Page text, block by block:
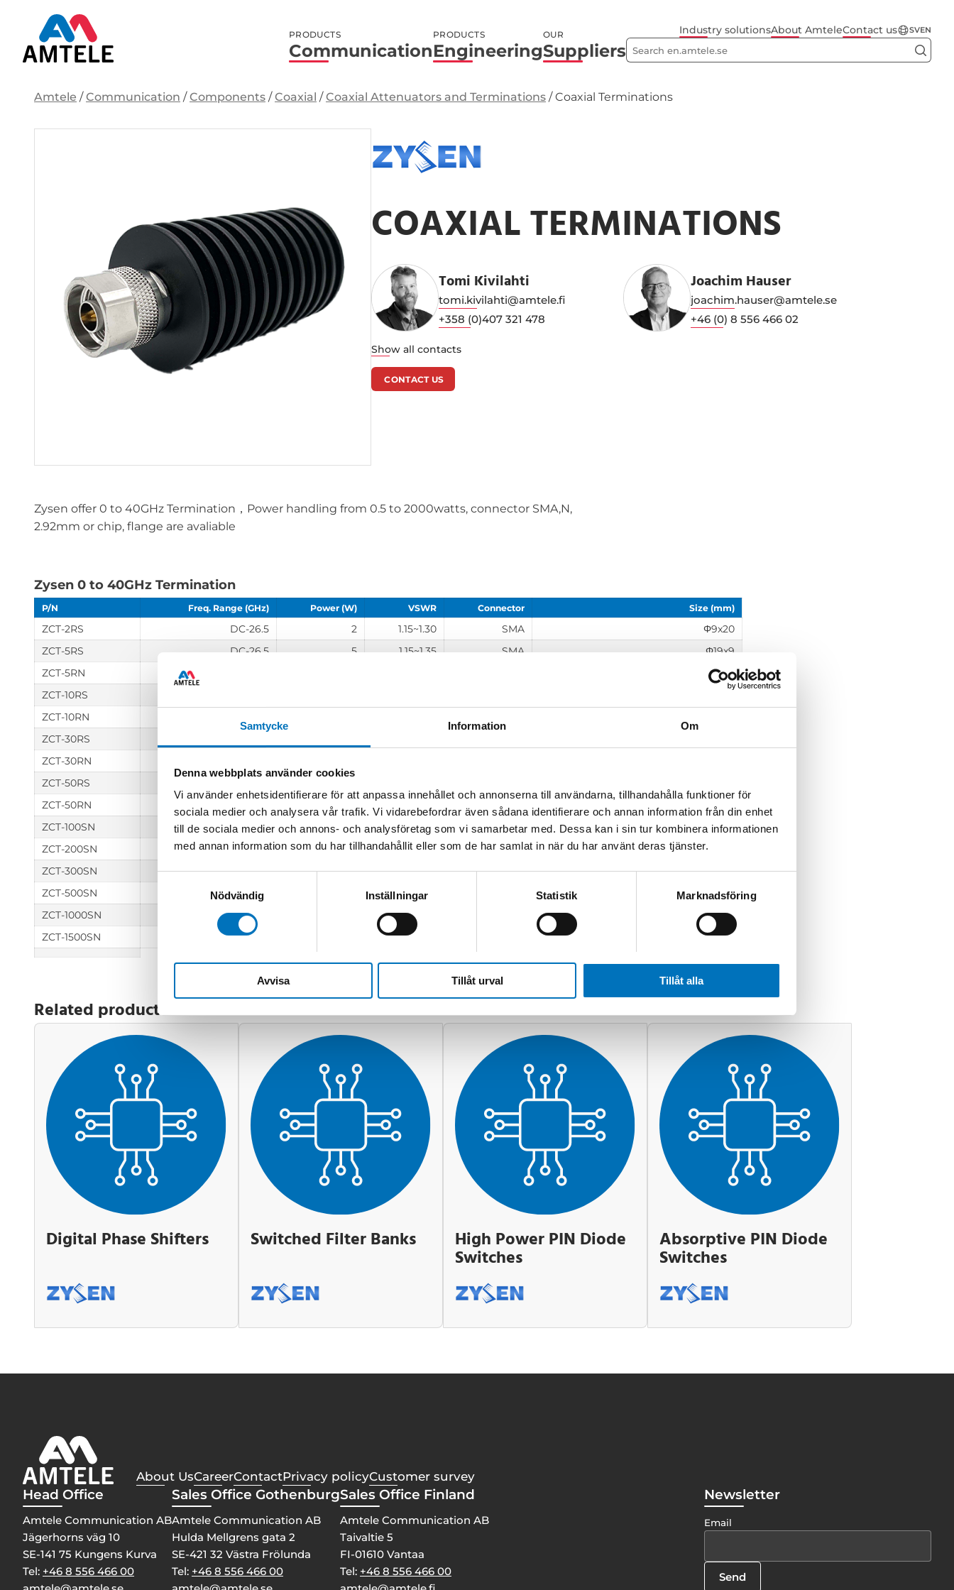
Samtycke Information Om
Denna webbplats använder cookies
Vi använder enhetsidentifierare för att anpassa innehållet och annonserna till användarna, tillhandahålla funktioner för
sociala medier och analysera vår trafik. Vi vidarebefordrar även sådana identifierare och annan information från din enhet
till de sociala medier och annons- och analysföretag som vi samarbetar med. Dessa kan i sin tur kombinera informationen
med annan information som du har tillhandahållit eller som de har samlat in när du har använt deras tjänster.
Nödvändig
Inställningar Statistik Marknadsföring
Avvisa Tillåt urval Tillåt alla
PRODUCTS
Communication
PRODUCTS
Engineering
OUR
Suppliers
Industry solutionsAbout AmteleContact us SVEN
Amtele /Communication /Components /Coaxial /Coaxial Attenuators and Terminations /Coaxial Terminations
COAXIAL TERMINATIONS
Tomi Kivilahti
tomi.kivilahti@amtele.fi
+358 (0)407 321 478
Joachim Hauser
joachim.hauser@amtele.se
+46 (0) 8 556 466 02
Show all contacts
CONTACT US
Zysen offer 0 to 40GHz Termination，Power handling from 0.5 to 2000watts, connector SMA,N,
2.92mm or chip, flange are avaliable
Zysen 0 to 40GHz Termination
P/N Freq. Range (GHz) Power (W) VSWR Connector Size (mm)
ZCT-2RS DC-26.5 2 1.15~1.30 SMA
Φ9x20
ZCT-5RS
DC-26.5 5 1.15~1.35 SMA
Φ19x9
ZCT-5RN
Φ20x30
ZCT-10RS
ZCT-10RN
ZCT-30RS
ZCT-30RN
ZCT-50RS
ZCT-50RN
DC-18 50 1.15~1.45
Φ64x70
ZCT-100SN
DC-18 100 1.15~1.45 N
101x120x50
ZCT-200SN
DC-18 200 1.15~1.45 N
203x120x110
ZCT-300SN
DC-18 300 1.15~1.45 N
305x120x110
ZCT-500SN
DC-18 1.20~1.45
509x120x110
ZCT-1000SN
DC-3
560x360x140
ZCT-1500SN
DC-3 600x508x220(Fans cooled)
Related products
Digital Phase Shifters Switched Filter Banks High Power PIN Diode
Switches
Absorptive PIN Diode
Switches
About UsCareerContactPrivacy policyCustomer survey
Head Office
Amtele Communication AB
Jägerhorns väg 10
SE-141 75 Kungens Kurva
Tel: +46 8 556 466 00
Sales Office Gothenburg
Amtele Communication AB
Hulda Mellgrens gata 2
SE-421 32 Västra Frölunda
Tel: +46 8 556 466 00
Sales Office Finland
Amtele Communication AB
Taivaltie 5
FI-01610 Vantaa
Tel: +46 8 556 466 00
Newsletter
Email